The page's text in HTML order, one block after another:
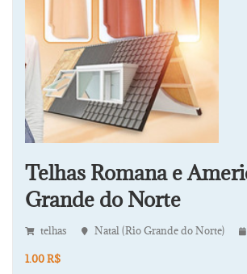
Telhas Romana e
Grande do Norte
telhas Natal (Rio Grande do Norte)
1.00 R$